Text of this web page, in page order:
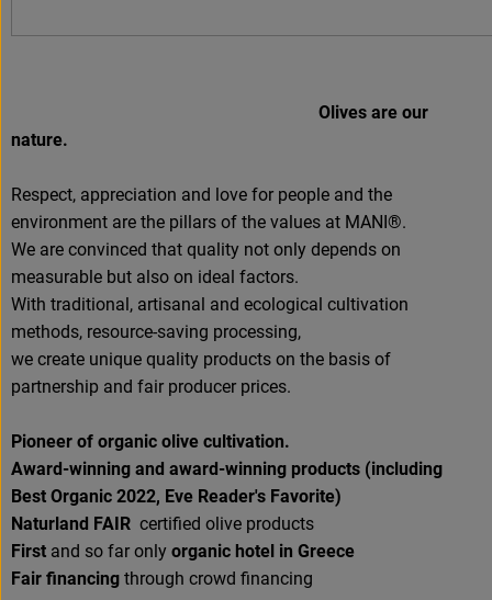
Olives are our
nature.
Respect, appreciation and love for people and the
environment are the pillars of the values at MANI®.
We are convinced that quality not only depends on
measurable but also on ideal factors.
With traditional, artisanal and ecological cultivation
methods, resource-saving processing,
we create unique quality products on the basis of
partnership and fair producer prices.
Pioneer of organic olive cultivation.
Award-winning and award-winning products (including
Best Organic 2022, Eve Reader's Favorite)
Naturland FAIR certified olive products
First and so far only organic hotel in Greece
Fair financing through crowd financing